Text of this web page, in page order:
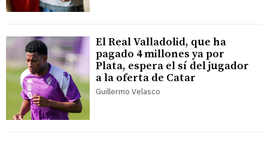
El Real Valladolid, que ha
pagado 4 millones ya por
Plata, espera el sí del jugador
a la oferta de Catar
Guillermo Velasco